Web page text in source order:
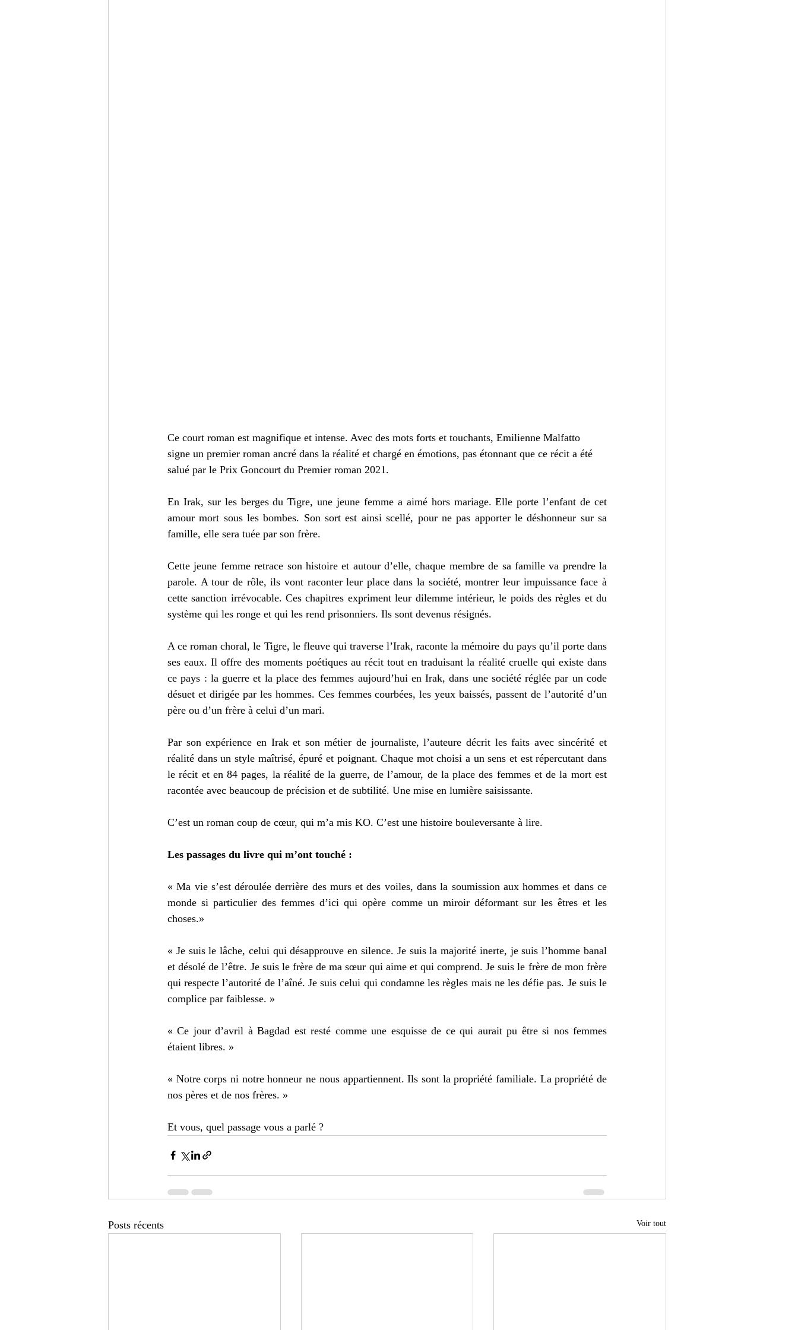
Ce court roman est magnifique et intense. Avec des mots forts et touchants, Emilienne Malfatto
signe un premier roman ancré dans la réalité et chargé en émotions, pas étonnant que ce récit a été
salué par le Prix Goncourt du Premier roman 2021.
En Irak, sur les berges du Tigre, une jeune femme a aimé hors mariage. Elle porte l’enfant de cet
amour mort sous les bombes. Son sort est ainsi scellé, pour ne pas apporter le déshonneur sur sa
famille, elle sera tuée par son frère.
Cette jeune femme retrace son histoire et autour d’elle, chaque membre de sa famille va prendre la
parole. A tour de rôle, ils vont raconter leur place dans la société, montrer leur impuissance face à
cette sanction irrévocable. Ces chapitres expriment leur dilemme intérieur, le poids des règles et du
système qui les ronge et qui les rend prisonniers. Ils sont devenus résignés.
A ce roman choral, le Tigre, le fleuve qui traverse l’Irak, raconte la mémoire du pays qu’il porte dans
ses eaux. Il offre des moments poétiques au récit tout en traduisant la réalité cruelle qui existe dans
ce pays : la guerre et la place des femmes aujourd’hui en Irak, dans une société réglée par un code
désuet et dirigée par les hommes. Ces femmes courbées, les yeux baissés, passent de l’autorité d’un
père ou d’un frère à celui d’un mari.
Par son expérience en Irak et son métier de journaliste, l’auteure décrit les faits avec sincérité et
réalité dans un style maîtrisé, épuré et poignant. Chaque mot choisi a un sens et est répercutant dans
le récit et en 84 pages, la réalité de la guerre, de l’amour, de la place des femmes et de la mort est
racontée avec beaucoup de précision et de subtilité. Une mise en lumière saisissante.
C’est un roman coup de cœur, qui m’a mis KO. C’est une histoire bouleversante à lire.
Les passages du livre qui m’ont touché :
« Ma vie s’est déroulée derrière des murs et des voiles, dans la soumission aux hommes et dans ce
monde si particulier des femmes d’ici qui opère comme un miroir déformant sur les êtres et les
choses.»
« Je suis le lâche, celui qui désapprouve en silence. Je suis la majorité inerte, je suis l’homme banal
et désolé de l’être. Je suis le frère de ma sœur qui aime et qui comprend. Je suis le frère de mon frère
qui respecte l’autorité de l’aîné. Je suis celui qui condamne les règles mais ne les défie pas. Je suis le
complice par faiblesse. »
« Ce jour d’avril à Bagdad est resté comme une esquisse de ce qui aurait pu être si nos femmes
étaient libres. »
« Notre corps ni notre honneur ne nous appartiennent. Ils sont la propriété familiale. La propriété de
nos pères et de nos frères. »
Et vous, quel passage vous a parlé ?
Posts récents Voir tout